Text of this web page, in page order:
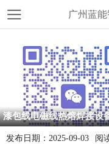
广州蓝
漆包线电磁线热熔焊接设
发布日期： 2025-09-03 阅